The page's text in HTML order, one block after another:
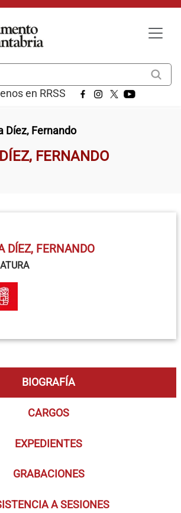
principal
en RRSS
Díez, Fernando
FERNANDO
DÍEZ, FERNANDO
BIOGRAFÍA
CARGOS
EXPEDIENTES
GRABACIONES
A SESIONES